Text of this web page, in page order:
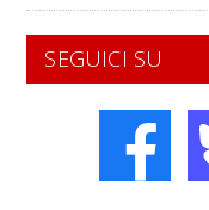
SEGUICI SU